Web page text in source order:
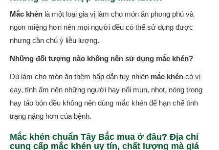
Mắc khén là một loại gia vị làm cho món ăn phong phú và
ngon miệng hơn nên mọi người đều có thể sử dụng được
nhưng cần chú ý liều lượng.
Những đối tượng nào không nên sử dụng mắc khén?
Dù làm cho món ăn thêm hấp dẫn tuy nhiên mắc khén có vị
cay, tính ấm nên những người hay nổi mụn, nhọt, nóng trong
hay táo bón đều không nên dùng mắc khén để hạn chế tình
trạng nặng hơn của bệnh.
Mắc khén chuẩn Tây Bắc mua ở đâu? Địa chỉ
cung cấp mắc khén uy tín, chất lượng mà giá